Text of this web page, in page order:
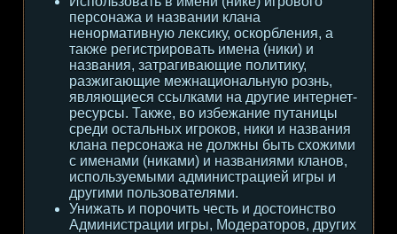
персонажа и названии клана
ненормативную лексику, оскорбления, а
также регистрировать имена (ники) и
названия, затрагивающие политику,
разжигающие межнациональную рознь,
являющиеся ссылками на другие интернет-
ресурсы. Также, во избежание путаницы
среди остальных игроков, ники и названия
клана персонажа не должны быть схожими
с именами (никами) и названиями кланов,
используемыми администрацией игры и
другими пользователями.
Унижать и порочить честь и достоинство
Администрации игры, Модераторов, других